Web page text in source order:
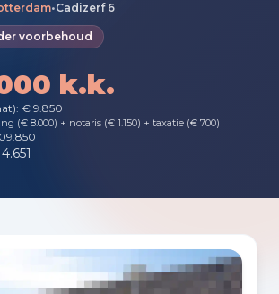
•Cadizerf 6
voorbehoud
k.k.
€ 9.850
(€ 8.000) + notaris (€ 1.150) + taxatie (€ 700)